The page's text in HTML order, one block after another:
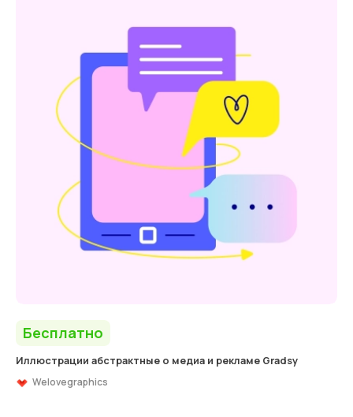
Бесплатно
Иллюстрации абстрактные о медиа и рекламе Gradsy
Welovegraphics